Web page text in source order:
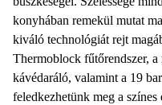
konyhában remekül mutat
kiváló technológiát rejt
Thermoblock fűtőrendszer, a
kávédaráló, valamint a 19
feledkezhetünk meg a színes